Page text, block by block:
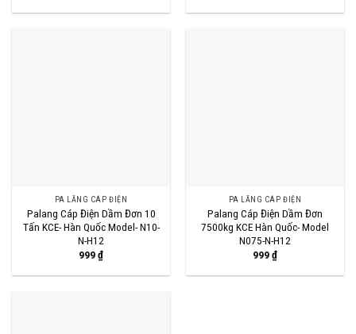
PA LĂNG CÁP ĐIỆN
Palang Cáp Điện Dầm Đơn 10
Tấn KCE- Hàn Quốc Model- N10-
N-H12
999₫
PA LĂNG CÁP ĐIỆN
Palang Cáp Điện Dầm Đơn
7500kg KCE Hàn Quốc- Model
N075-N-H12
999₫